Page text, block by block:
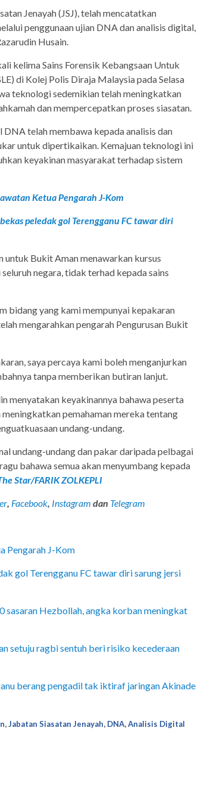
Jenayah (JSJ), telah mencatatkan
penggunaan ujian DNA dan analisis digital,
Husain.
kelima Sains Forensik Kebangsaan Untuk
di Kolej Polis Diraja Malaysia pada Selasa
teknologi sedemikian telah meningkatkan
dan mempercepatkan proses siasatan.
telah membawa kepada analisis dan
untuk dipertikaikan. Kemajuan teknologi ini
keyakinan masyarakat terhadap sistem
Ketua Pengarah J-Kom
peledak gol Terengganu FC tawar diri
untuk Bukit Aman menawarkan kursus
negara, tidak terhad kepada sains
bidang yang kami mempunyai kepakaran
mengarahkan pengarah Pengurusan Bukit
saya percaya kami boleh menganjurkan
tanpa memberikan butiran lanjut.
menyatakan keyakinannya bahawa peserta
pemahaman mereka tentang
undang-undang.
undang-undang dan pakar daripada pelbagai
bahawa semua akan menyumbang kepada
he Star/FARIK ZOLKEPLI
, Facebook, Instagram dan Telegram
Pengarah J-Kom
gol Terengganu FC tawar diri sarung jersi
sasaran Hezbollah, angka korban meningkat
setuju ragbi sentuh beri risiko kecederaan
berang pengadil tak iktiraf jaringan Akinade
,Jabatan Siasatan Jenayah, DNA,Analisis Digital